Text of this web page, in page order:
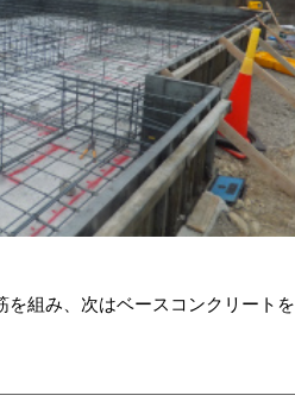
組み、次はベースコンクリートを